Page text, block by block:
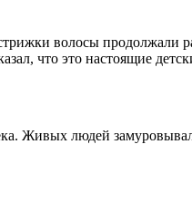
волосы продолжали
что это настоящие
Живых людей